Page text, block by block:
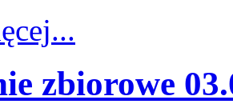
zbiorowe